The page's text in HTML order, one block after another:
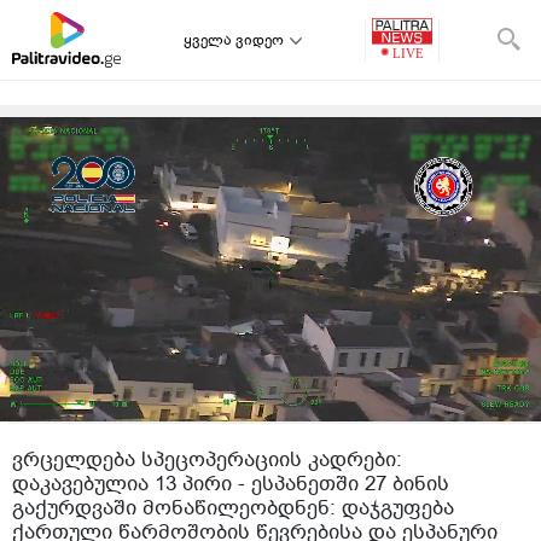
ყველა ვიდეო
ვრცელდება სპეცოპერაციის კადრები:
დაკავებულია 13 პირი - ესპანეთში 27 ბინის
გაქურდვაში მონაწილეობდნენ: დაჯგუფება
ქართული წარმოშობის წევრებისა და ესპანური